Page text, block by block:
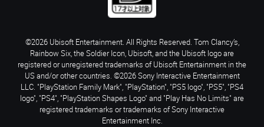
©2026 Ubisoft Entertainment. All Rights Reserved. Tom Clancy’s,
Rainbow Six, the Soldier Icon, Ubisoft, and the Ubisoft logo are
registered or unregistered trademarks of Ubisoft Entertainment in the
US and/or other countries. ©2026 Sony Interactive Entertainment
LLC. "PlayStation Family Mark", "PlayStation", "PS5 logo", "PS5", "PS4
logo", "PS4", "PlayStation Shapes Logo" and "Play Has No Limits" are
registered trademarks or trademarks of Sony Interactive
Entertainment Inc.